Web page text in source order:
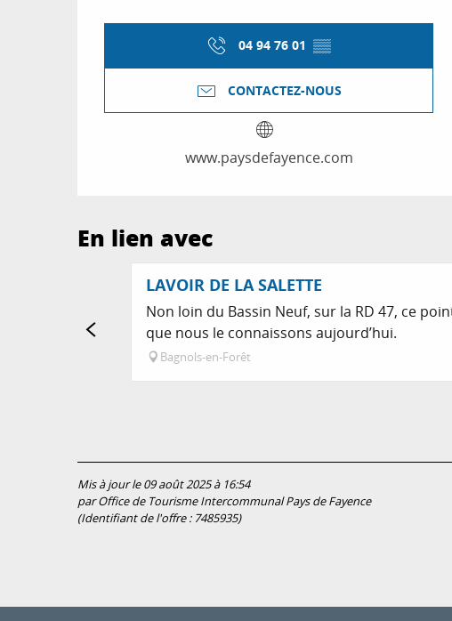
04 94 76 01 ▒▒
CONTACTEZ-NOUS
www.paysdefayence.com
En lien avec
LAVOIR DE LA SALETTE
Non loin du Bassin Neuf, sur la RD 47, ce
que nous le connaissons aujourd’hui.
Bagnols-en-Forêt
Mis à jour le 09 août 2025 à 16:54
par Office de Tourisme Intercommunal Pays de Fayence
(Identifiant de l'offre : 7485935)